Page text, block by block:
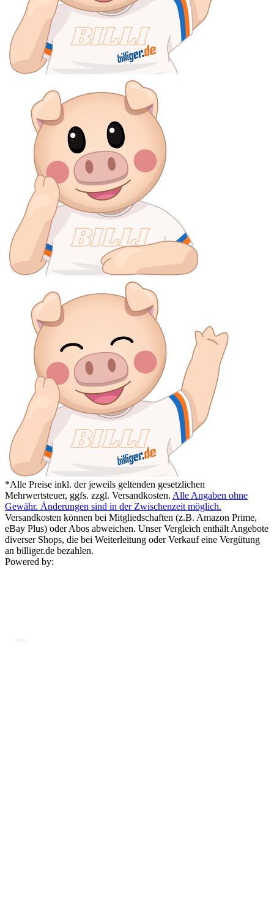
*Alle Preise inkl. der jeweils geltenden gesetzlichen
Mehrwertsteuer, ggfs. zzgl. Versandkosten. Alle Angaben ohne
Gewähr. Änderungen sind in der Zwischenzeit möglich.
Versandkosten können bei Mitgliedschaften (z.B. Amazon Prime,
eBay Plus) oder Abos abweichen. Unser Vergleich enthält Angebote
diverser Shops, die bei Weiterleitung oder Verkauf eine Vergütung
an billiger.de bezahlen.
Powered by: